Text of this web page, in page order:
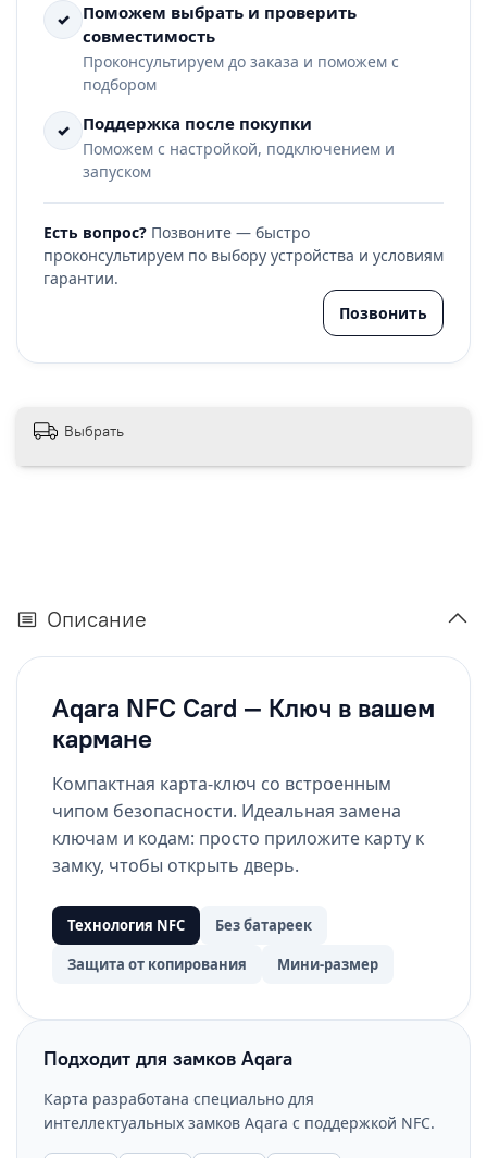
✓
Поможем выбрать и проверить
совместимость
Проконсультируем до заказа и поможем с
подбором
✓ Поддержка после покупки
Поможем с настройкой, подключением и
запуском
Есть вопрос? Позвоните — быстро
проконсультируем по выбору устройства и условиям
гарантии.
Позвонить
Выбрать
Описание
Aqara NFC Card — Ключ в вашем
кармане
Компактная карта-ключ со встроенным
чипом безопасности. Идеальная замена
ключам и кодам: просто приложите карту к
замку, чтобы открыть дверь.
Технология NFC
Без батареек
Защита от копирования
Мини-размер
Подходит для замков Aqara
Карта разработана специально для
интеллектуальных замков Aqara с поддержкой NFC.